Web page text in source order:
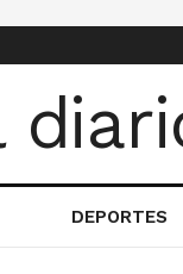
DEPORTES